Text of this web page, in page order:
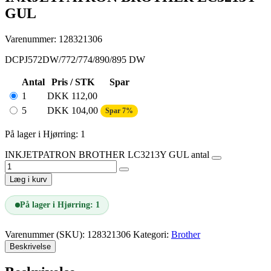
GUL
Varenummer: 128321306
DCPJ572DW/772/774/890/895 DW
Antal Pris / STK
Spar
1
DKK 112,00
5
DKK 104,00 Spar 7%
På lager i Hjørring: 1
INKJETPATRON BROTHER LC3213Y GUL antal
Læg i kurv
På lager i Hjørring: 1
Varenummer (SKU): 128321306 Kategori: Brother
Beskrivelse